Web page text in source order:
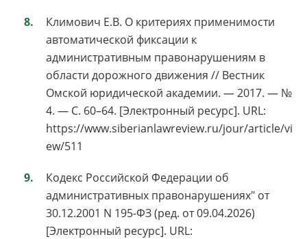
Климович Е.В. О критериях применимости
автоматической фиксации к
административным правонарушениям в
области дорожного движения // Вестник
Омской юридической академии. — 2017. — №
4. — С. 60–64. [Электронный ресурс]. URL:
https://www.siberianlawreview.ru/jour/article/vi
ew/511
Кодекс Российской Федерации об
административных правонарушениях" от
30.12.2001 N 195-ФЗ (ред. от 09.04.2026)
[Электронный ресурс]. URL: